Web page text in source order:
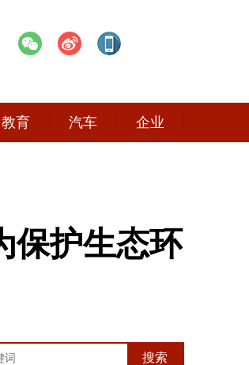
教育 汽车 企业
保护生态环
搜索